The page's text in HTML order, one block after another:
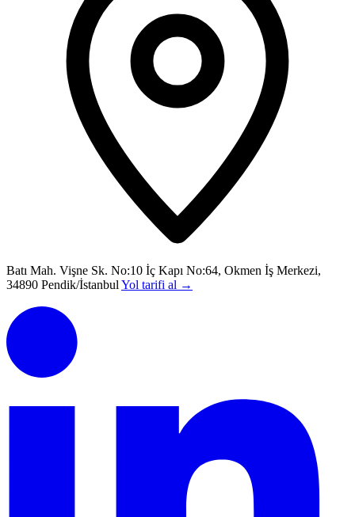
Batı Mah. Vişne Sk. No:10 İç Kapı No:64, Okmen İş Merkezi,
34890 Pendik/İstanbul Yol tarifi al →